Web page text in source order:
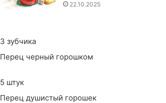
22.10.2025
3 зубчика
Перец черный горошком
5 штук
Перец душистый горошек